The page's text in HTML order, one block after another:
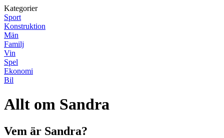
Kategorier
Sport
Konstruktion
Män
Familj
Vin
Spel
Ekonomi
Bil
Allt om Sandra
Vem är Sandra?